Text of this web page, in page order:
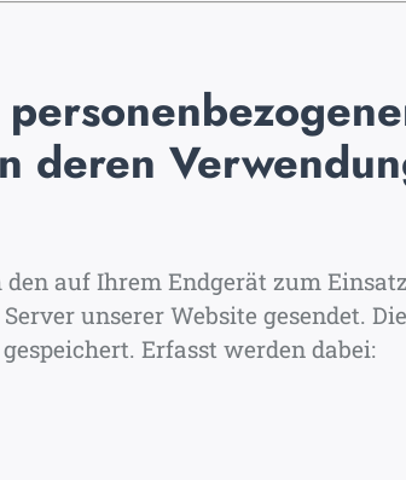
deren
auf Ihrem Endgerät zum Einsatz
unserer Website gesendet.
Erfasst werden dabei: